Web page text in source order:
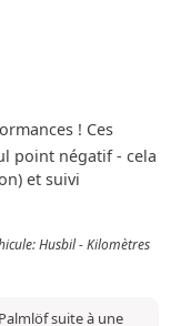
! Ces
point négatif - cela
et suivi
Husbil - Kilomètres
suite à une